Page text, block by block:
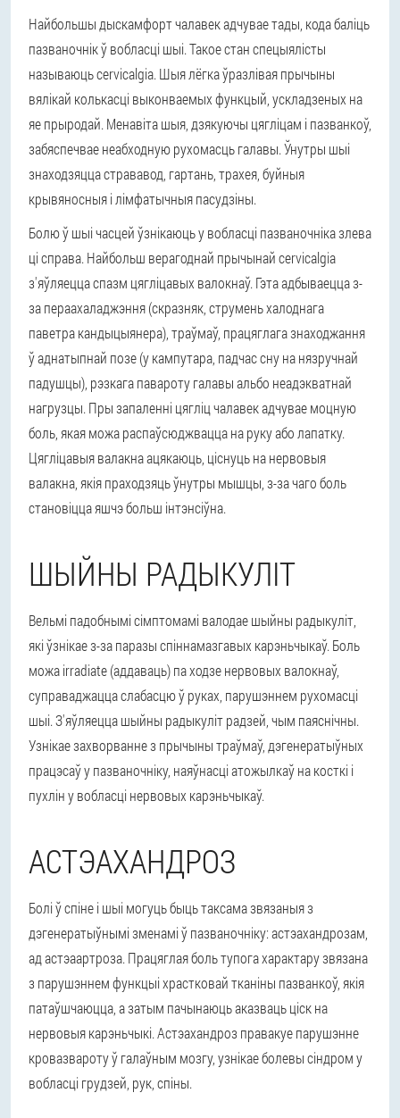
Найбольшы дыскамфорт чалавек адчувае тады, кода баліць
пазваночнік ў вобласці шыі. Такое стан спецыялісты
называюць cervicalgia. Шыя лёгка ўразлівая прычыны
вялікай колькасці выконваемых функцый, ускладзеных на
яе прыродай. Менавіта шыя, дзякуючы цягліцам і пазванкоў,
забяспечвае неабходную рухомасць галавы. Ўнутры шыі
знаходзяцца стрававод, гартань, трахея, буйныя
крывяносныя і лімфатычныя пасудзіны.
Болю ў шыі часцей ўзнікаюць у вобласці пазваночніка злева
ці справа. Найбольш верагоднай прычынай cervicalgia
з'яўляецца спазм цягліцавых валокнаў. Гэта адбываецца з-
за пераахаладжэння (скразняк, струмень халоднага
паветра кандыцыянера), траўмаў, працяглага знаходжання
ў аднатыпнай позе (у кампутара, падчас сну на нязручнай
падушцы), рэзкага павароту галавы альбо неадэкватнай
нагрузцы. Пры запаленні цягліц чалавек адчувае моцную
боль, якая можа распаўсюджвацца на руку або лапатку.
Цягліцавыя валакна ацякаюць, ціснуць на нервовыя
валакна, якія праходзяць ўнутры мышцы, з-за чаго боль
становіцца яшчэ больш інтэнсіўна.
ШЫЙНЫ РАДЫКУЛІТ
Вельмі падобнымі сімптомамі валодае шыйны радыкуліт,
які ўзнікае з-за паразы спіннамазгавых карэньчыкаў. Боль
можа irradiate (аддаваць) па ходзе нервовых валокнаў,
суправаджацца слабасцю ў руках, парушэннем рухомасці
шыі. З'яўляецца шыйны радыкуліт радзей, чым паяснічны.
Узнікае захворванне з прычыны траўмаў, дэгенератыўных
працэсаў у пазваночніку, наяўнасці атожылкаў на косткі і
пухлін у вобласці нервовых карэньчыкаў.
АСТЭАХАНДРОЗ
Болі ў спіне і шыі могуць быць таксама звязаныя з
дэгенератыўнымі зменамі ў пазваночніку: астэахандрозам,
ад астэаартроза. Працяглая боль тупога характару звязана
з парушэннем функцыі храстковай тканіны пазванкоў, якія
патаўшчаюцца, а затым пачынаюць аказваць ціск на
нервовыя карэньчыкі. Астэахандроз правакуе парушэнне
кровазвароту ў галаўным мозгу, узнікае болевы сіндром у
вобласці грудзей, рук, спіны.